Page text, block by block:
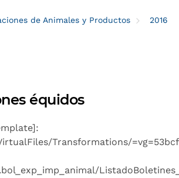
de Animales y Productos
2016
équidos
Transformations/